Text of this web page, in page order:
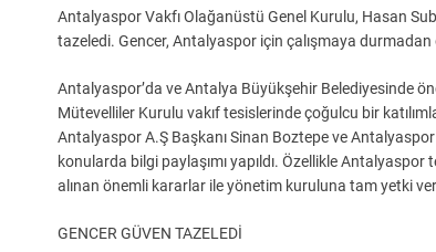
Antalyaspor Vakfı Olağanüstü Genel Kurulu, Hasan
tazeledi. Gencer, Antalyaspor için çalışmaya
Antalyaspor’da ve Antalya Büyükşehir Belediyesinde
Mütevelliler Kurulu vakıf tesislerinde çoğulcu bir
Antalyaspor A.Ş Başkanı Sinan Boztepe ve
konularda bilgi paylaşımı yapıldı. Özellikle
alınan önemli kararlar ile yönetim kuruluna tam yetki
GENCER GÜVEN TAZELEDİ